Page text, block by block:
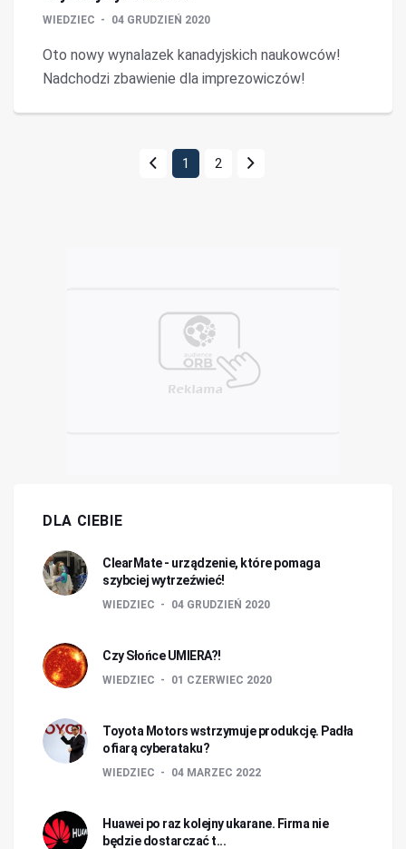
WIEDZIEC 04 GRUDZIEŃ 2020
Oto nowy wynalazek kanadyjskich naukowców!
Nadchodzi zbawienie dla imprezowiczów!
1 2
DLA CIEBIE
ClearMate - urządzenie, które pomaga
szybciej wytrzeźwieć!
WIEDZIEC 04 GRUDZIEŃ 2020
Czy Słońce UMIERA?!
WIEDZIEC 01 CZERWIEC 2020
Toyota Motors wstrzymuje produkcję. Padła
ofiarą cyberataku?
WIEDZIEC 04 MARZEC 2022
Huawei po raz kolejny ukarane. Firma nie
będzie dostarczać t...